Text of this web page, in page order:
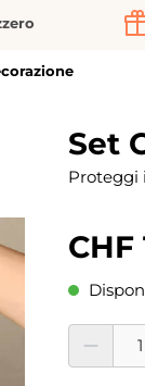
Set
Proteggi
CHF
Quantità